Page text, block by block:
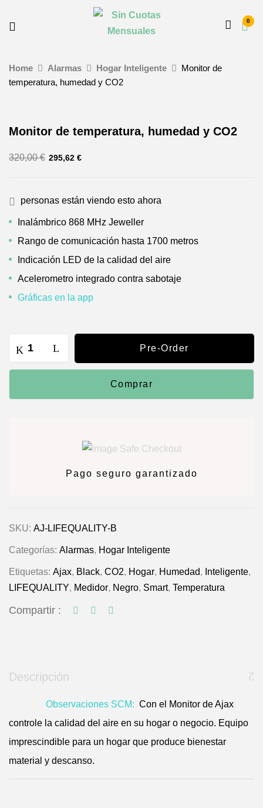
0
Home Alarmas Hogar Inteligente
Monitor de
temperatura, humedad y CO2
Monitor de temperatura, humedad y CO2
320,00€ 295,62 €
personas están viendo esto ahora
Inalámbrico 868 MHz Jeweller
Rango de comunicación hasta 1700 metros
Indicación LED de la calidad del aire
Acelerometro integrado contra sabotaje
Gráficas en la app
Pre-Order
Comprar
Pago seguro garantizado
SKU: AJ-LIFEQUALITY-B
Categorías: Alarmas, Hogar Inteligente
Etiquetas: Ajax, Black, CO2, Hogar, Humedad, Inteligente,
LIFEQUALITY, Medidor, Negro, Smart, Temperatura
Compartir :
Descripción
Observaciones SCM: Con el Monitor de Ajax
controle la calidad del aire en su hogar o negocio. Equipo
imprescindible para un hogar que produce bienestar
material y descanso.